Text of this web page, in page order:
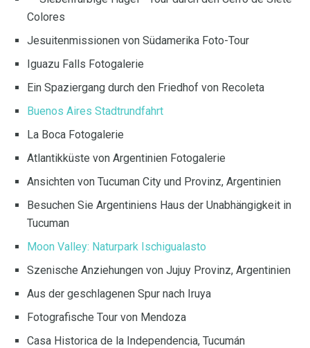
Colores
Jesuitenmissionen von Südamerika Foto-Tour
Iguazu Falls Fotogalerie
Ein Spaziergang durch den Friedhof von Recoleta
Buenos Aires Stadtrundfahrt
La Boca Fotogalerie
Atlantikküste von Argentinien Fotogalerie
Ansichten von Tucuman City und Provinz, Argentinien
Besuchen Sie Argentiniens Haus der Unabhängigkeit in
Tucuman
Moon Valley: Naturpark Ischigualasto
Szenische Anziehungen von Jujuy Provinz, Argentinien
Aus der geschlagenen Spur nach Iruya
Fotografische Tour von Mendoza
Casa Historica de la Independencia, Tucumán